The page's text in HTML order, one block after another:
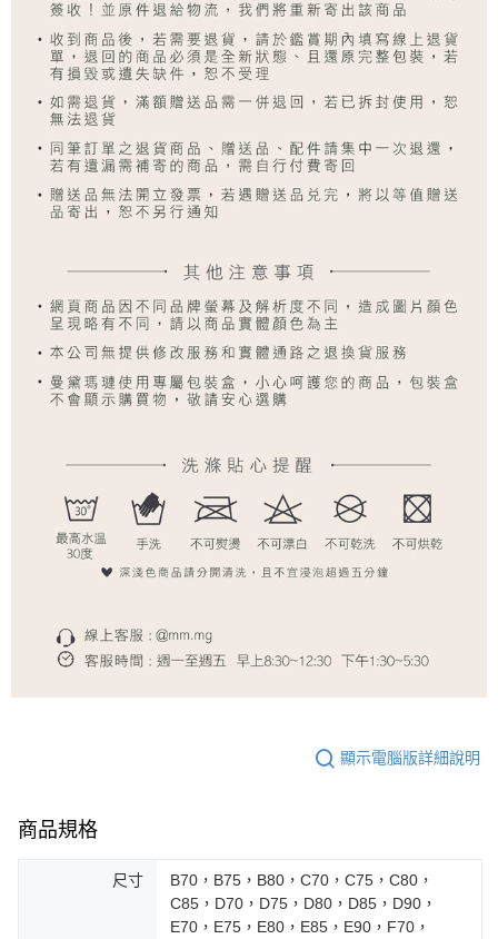
顯示電腦版詳細說明
商品規格
尺寸
B70，B75，B80，C70，C75，C80，
C85，D70，D75，D80，D85，D90，
E70，E75，E80，E85，E90，F70，